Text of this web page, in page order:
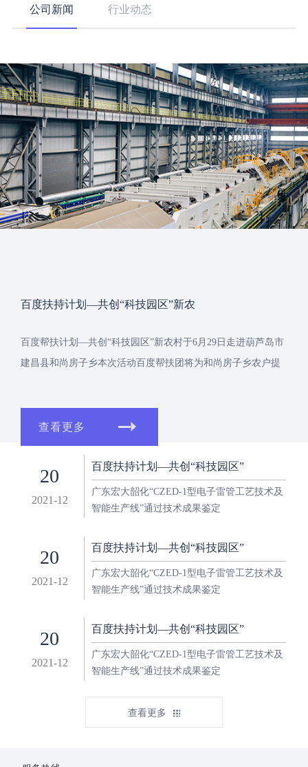
公司新闻 行业动态
百度扶持计划—共创“科技园区”新农
百度帮扶计划—共创“科技园区”新农村于6月29日走进葫芦岛市
建昌县和尚房子乡本次活动百度帮扶团将为和尚房子乡农户提
查看更多
20
2021-12
百度扶持计划—共创“科技园区”
广东宏大韶化“CZED-1型电子雷管工艺技术及
智能生产线”通过技术成果鉴定
20
2021-12
百度扶持计划—共创“科技园区”
广东宏大韶化“CZED-1型电子雷管工艺技术及
智能生产线”通过技术成果鉴定
20
2021-12
百度扶持计划—共创“科技园区”
广东宏大韶化“CZED-1型电子雷管工艺技术及
智能生产线”通过技术成果鉴定
查看更多